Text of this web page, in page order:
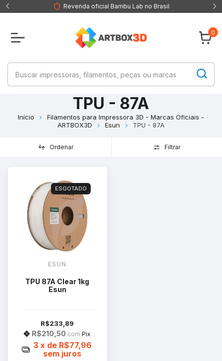
Revenda oficial Bambu Lab no Brasil
0
TPU - 87A
Início
Filamentos para Impressora 3D - Marcas Oficiais -
ARTBOX3D
Esun TPU - 87A
Ordenar Filtrar
ESGOTADO
ESUN
TPU 87A Clear 1kg
Esun
R$233,89
R$210,50 com Pix
3 x de R$77,96
sem juros